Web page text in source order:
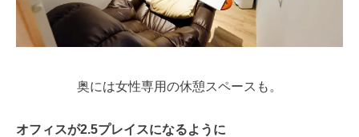
奥には女性専用の休憩スペースも。
オフィスが2.5プレイスになるように